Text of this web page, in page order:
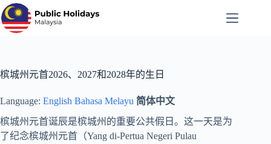
跳
至
槟城州元首2026、2027和2028年的生日
Language: English Bahasa Melayu 简体中文
槟城州元首诞辰是槟城州的重要公共假日。这一天是为
了纪念槟城州元首（Yang di-Pertua Negeri Pulau